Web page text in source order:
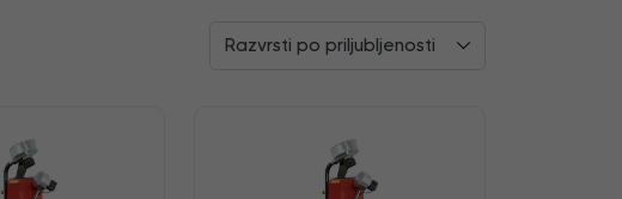
Razvrsti po priljubljenosti